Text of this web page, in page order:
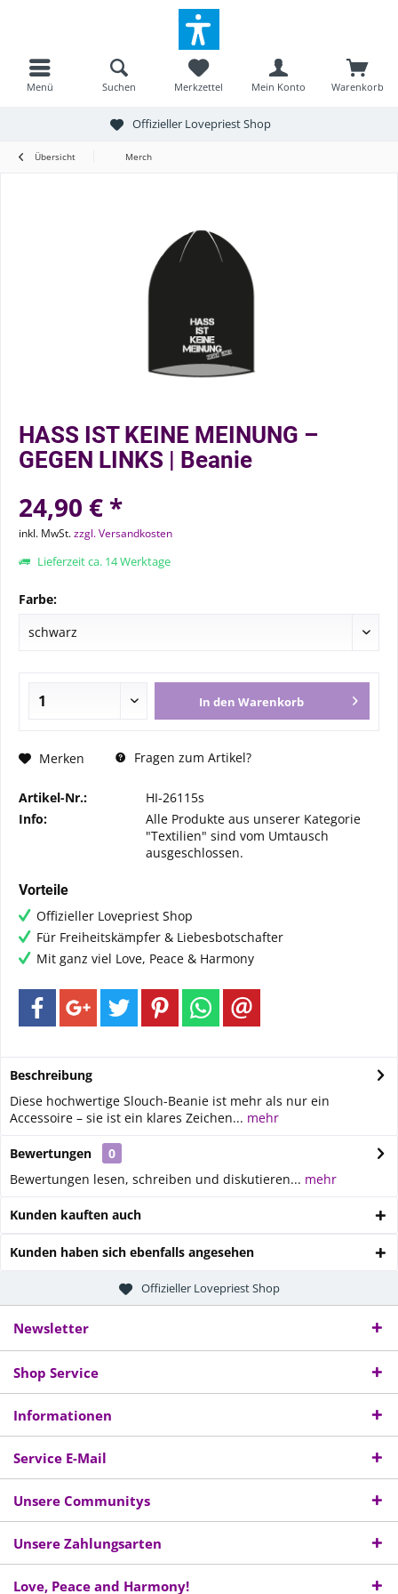
Menü Warenkorb
Merkzettel Mein Konto
Suchen
Offizieller Lovepriest Shop
Übersicht Merch
HASS IST KEINE MEINUNG –
GEGEN LINKS | Beanie
24,90 € *
inkl. MwSt.zzgl. Versandkosten
Lieferzeit ca. 14 Werktage
Farbe:
In den Warenkorb
Merken Fragen zum Artikel?
Artikel-Nr.:
HI-26115s
Info:
Alle Produkte aus unserer Kategorie
"Textilien" sind vom Umtausch
ausgeschlossen.
Vorteile
Offizieller Lovepriest Shop
Für Freiheitskämpfer & Liebesbotschafter
Mit ganz viel Love, Peace & Harmony
Beschreibung
Diese hochwertige Slouch-Beanie ist mehr als nur ein
Accessoire – sie ist ein klares Zeichen... mehr
Bewertungen
0
Bewertungen lesen, schreiben und diskutieren... mehr
Kunden kauften auch
Kunden haben sich ebenfalls angesehen
Offizieller Lovepriest Shop
Newsletter
Shop Service
Informationen
Service E-Mail
Unsere Communitys
Unsere Zahlungsarten
Love, Peace and Harmony!